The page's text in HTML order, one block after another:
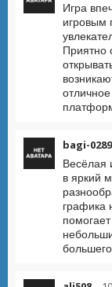
Игра
игровым
Приятно
bagi-0289
Весёлая
в яркий
графика